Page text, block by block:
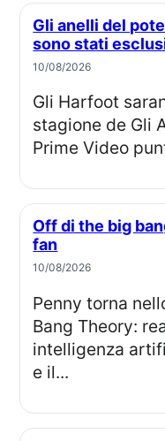
Gli anelli del potere 3: perché gli harfoot
sono stati
10/08/2026
Gli Harfoot saranno assenti nella terza
stagione de Gli
Prime Video
Off di the big bang theory: la sorpresa per i
fan
10/08/2026
Penny torna nello spin-off di The Big
Bang Theory:
intelligenza
e il...